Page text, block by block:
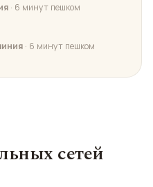
· 6 минут пешком
· 6 минут пешком
сетей